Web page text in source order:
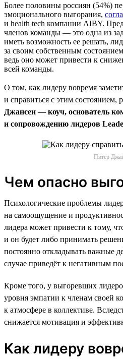
Более половины россиян (54%)
эмоционального выгорания,
и health tech компании AIBY.
членов команды — это одна из
иметь возможность ее решать,
за своим собственным
ведь оно может привести к
всей команды.
О том, как лидеру вовремя
и справиться с этим состоянием,
Джансен — коуч, основатель
и сопровождению лидеров
Питер
Чем опасно
Психологические проблемы
на самоощущение и
лидера может привести к тому,
и он будет либо принимать
постоянно откладывать важные
случае приведёт к негативным
Кроме того, у выгоревших
уровня эмпатии к членам своей
к атмосфере в коллективе.
снижается мотивация и
Как лидеру